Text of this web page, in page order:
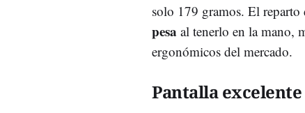
solo 179 gramos. El reparto
pesa al tenerlo en la mano,
ergonómicos del mercado.
Pantalla excelente